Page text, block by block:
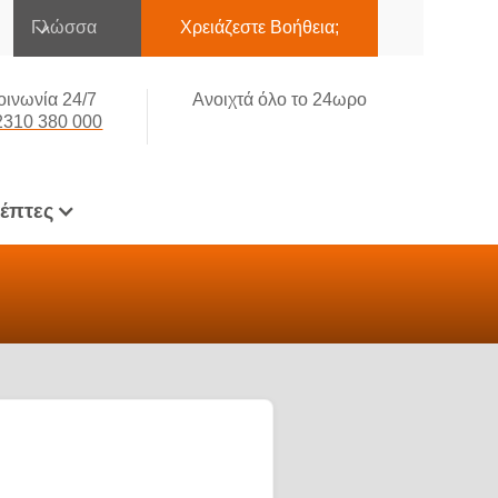
Γλώσσα Χρειάζεστε Βοήθεια;
24/7
380 000
Ανοιχτά όλο το 24ωρο